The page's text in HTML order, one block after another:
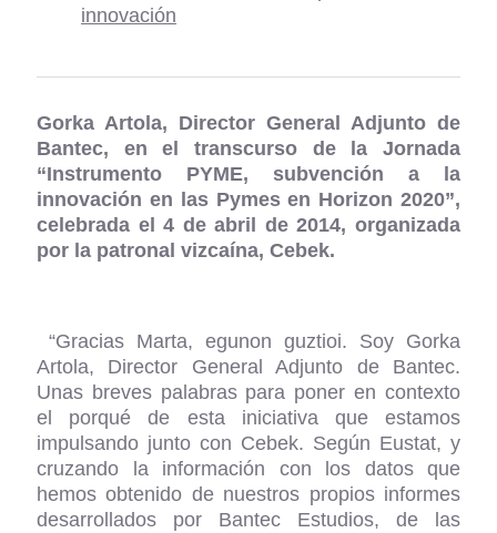
innovación
Gorka Artola, Director General Adjunto de
Bantec, en el transcurso de la Jornada
“Instrumento PYME, subvención a la
innovación en las Pymes en Horizon 2020”,
celebrada el 4 de abril de 2014, organizada
por la patronal vizcaína, Cebek.
“Gracias Marta, egunon guztioi. Soy Gorka
Artola, Director General Adjunto de Bantec.
Unas breves palabras para poner en contexto
el porqué de esta iniciativa que estamos
impulsando junto con Cebek. Según Eustat, y
cruzando la información con los datos que
hemos obtenido de nuestros propios informes
desarrollados por Bantec Estudios, de las